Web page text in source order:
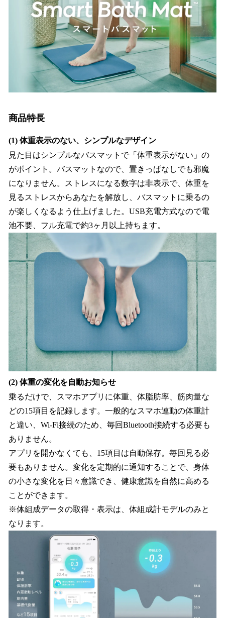
商品特長
(1) 体重表示のない、シンプルなデザイン
見た目はシンプルなバスマットで「体重表示がない」の
がポイント。バスマットなので、置きっぱなしでも邪魔
になりません。ストレスになる数字は非表示で、体重を
見るストレスからあなたを解放し、バスマットに乗るの
が楽しくなるよう仕上げました。USB充電方式なので電
池不要、フル充電で約3ヶ月以上持ちます。
(2) 体重の変化を自動お知らせ
乗るだけで、スマホアプリに体重、体脂肪率、筋肉量な
どの15項目を記録します。一般的なスマホ連動の体重計
と違い、Wi-Fi接続のため、毎回Bluetooth接続する必要も
ありません。
アプリを開かなくても、15項目は自動保存。毎回見る必
要もありません。変化を定期的に通知することで、身体
の小さな変化を日々意識でき、健康意識を自然に高める
ことができます。
※体組成データの取得・表示は、体組成計モデルのみと
なります。